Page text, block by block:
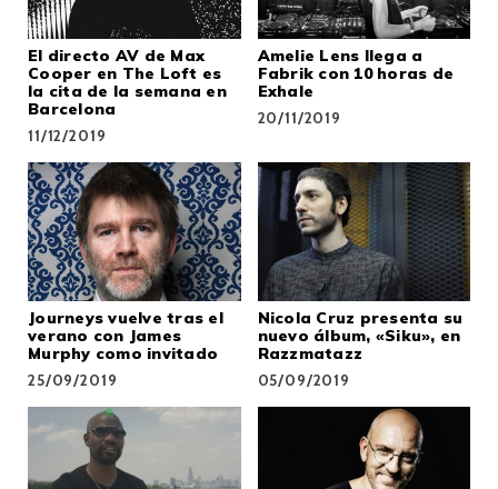
El directo AV de Max
Cooper en The Loft es
la cita de la semana en
Barcelona
11/12/2019
Amelie Lens llega a
Fabrik con 10 horas de
Exhale
20/11/2019
Journeys vuelve tras el
verano con James
Murphy como invitado
25/09/2019
Nicola Cruz presenta su
nuevo álbum, «Siku», en
Razzmatazz
05/09/2019